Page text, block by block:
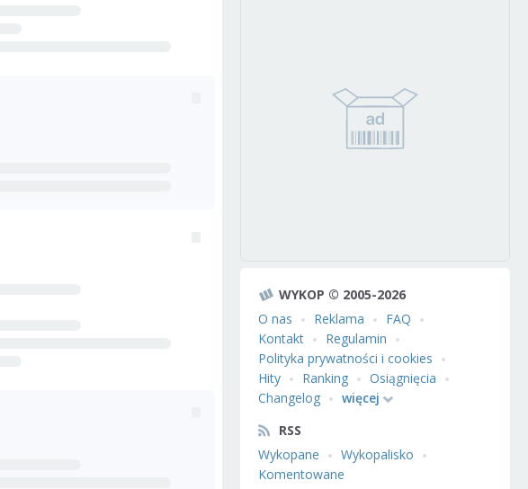
WYKOP © 2005-2026
O nas
Reklama
FAQ
Kontakt
Regulamin
Polityka prywatności i cookies
Hity
Ranking
Osiągnięcia
Changelog
więcej
RSS
Wykopane
Wykopalisko
Komentowane